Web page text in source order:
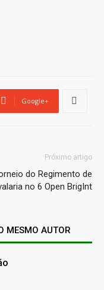
Google+
Próximo artigo
do Regimento de
no 6 Open BrigInt
MESMO AUTOR